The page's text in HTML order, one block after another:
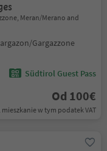
Meran/Merano and
Gargazzone
Südtirol Guest Pass
Od 100€
mieszkanie w tym podatek VAT